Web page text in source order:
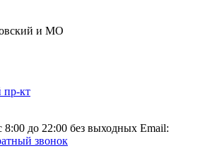
и МО
пр-кт
8:00 до 22:00 без выходных Email:
звонок